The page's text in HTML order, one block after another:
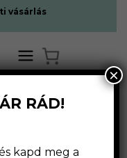
vásárlás
RÁD!
kapd meg a
×